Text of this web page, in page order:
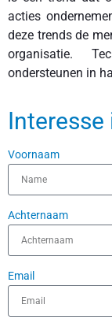
acties
deze trends de
organisatie.
ondersteunen in
Interesse
Voornaam
Achternaam
Email